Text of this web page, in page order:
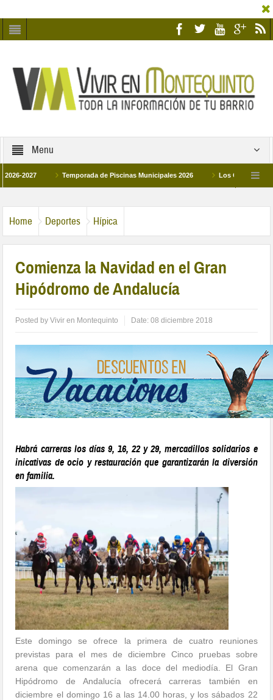
Menu
Temporada de Piscinas Municipales 2026 Los Campus de
Home Deportes Hípica
Comienza la Navidad en el Gran
Hipódromo de Andalucía
Posted byVivir en Montequinto Date:08 diciembre 2018
Habrá carreras los días 9, 16, 22 y 29, mercadillos solidarios e
inicativas de ocio y restauración que garantizarán la diversión
en familia.
Este domingo se ofrece la primera de cuatro reuniones
previstas para el mes de diciembre Cinco pruebas sobre
arena que comenzarán a las doce del mediodía. El Gran
Hipódromo de Andalucía ofrecerá carreras también en
diciembre el domingo 16 a las 14.00 horas, y los sábados 22